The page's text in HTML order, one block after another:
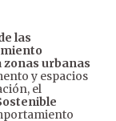
las
urbanas
y espacios
el